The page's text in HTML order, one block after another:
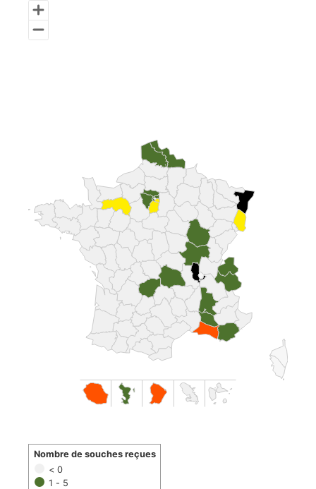
< 0
1 - 5
Nombre de souches reçues